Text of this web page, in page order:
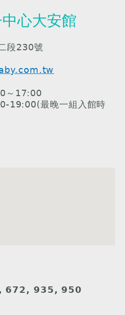
心大安館
段230號
～17:00
19:00(最晚一組入館時
672, 935, 950